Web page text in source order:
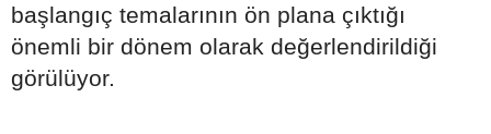
başlangıç temalarının ön plana çıktığı
önemli bir dönem olarak değerlendirildiği
görülüyor.